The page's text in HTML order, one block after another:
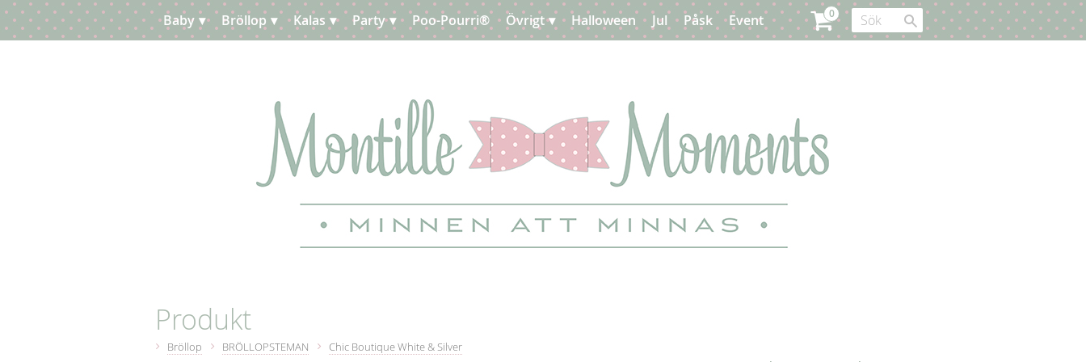
Baby Bröllop Kalas Party Poo-Pourri® Övrigt Halloween Jul Påsk Event
Produkt
Bröllop BRÖLLOPSTEMAN Chic Boutique White & Silver